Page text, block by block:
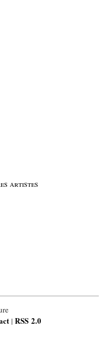
artistes
| RSS 2.0